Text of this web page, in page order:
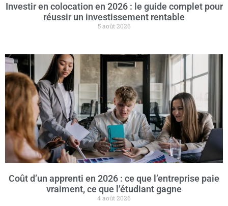
Investir en colocation en 2026 : le guide complet pour
réussir un investissement rentable
5 août 2026
Coût d’un apprenti en 2026 : ce que l’entreprise paie
vraiment, ce que l’étudiant gagne
4 août 2026